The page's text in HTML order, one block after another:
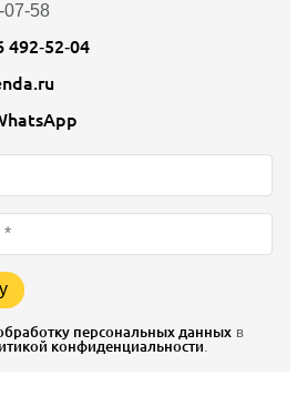
58
492‑52‑04
персональных данных в
конфиденциальности.